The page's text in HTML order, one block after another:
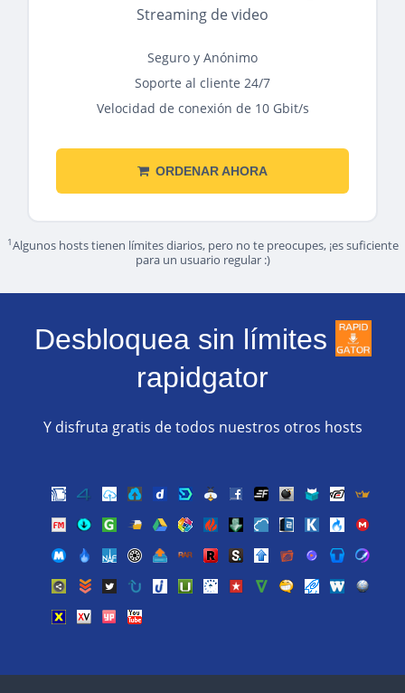
Streaming de video
Seguro y Anónimo
Soporte al cliente 24/7
Velocidad de conexión de 10 Gbit/s
ORDENAR AHORA
1Algunos hosts tienen límites diarios, pero no te preocupes, ¡es suficiente
para un usuario regular :)
Desbloquea sin límites
rapidgator
Y disfruta gratis de todos nuestros otros hosts